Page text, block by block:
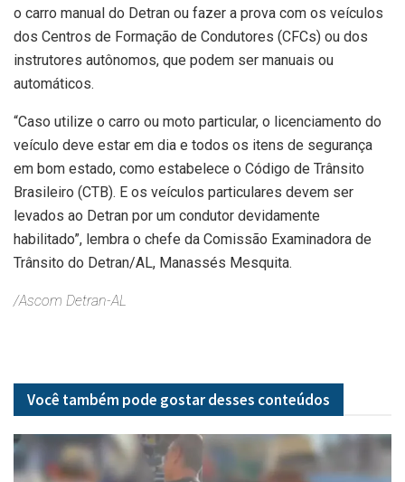
o carro manual do Detran ou fazer a prova com os veículos
dos Centros de Formação de Condutores (CFCs) ou dos
instrutores autônomos, que podem ser manuais ou
automáticos.
“Caso utilize o carro ou moto particular, o licenciamento do
veículo deve estar em dia e todos os itens de segurança
em bom estado, como estabelece o Código de Trânsito
Brasileiro (CTB). E os veículos particulares devem ser
levados ao Detran por um condutor devidamente
habilitado”, lembra o chefe da Comissão Examinadora de
Trânsito do Detran/AL, Manassés Mesquita.
/Ascom Detran-AL
Você também pode gostar desses conteúdos